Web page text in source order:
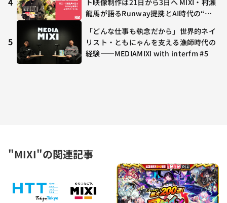
"MIXI"の関連記事
ト映像制作は21日から3日へ MIXI・村瀨
龍馬が語るRunway提携とAI時代の“つ
5
「どんな仕事も執念だから」世界的ネイ
リスト・ともにゃんを支える漁師時代の
経験——MEDIAMIXI with interfm #5